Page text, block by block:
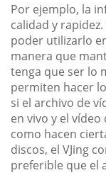
Por ejemplo, la
calidad y
poder utilizarlo
manera que
tenga que ser lo
permiten hacer
si el archivo de
en vivo y el
como hacen
discos, el VJing
preferible que el